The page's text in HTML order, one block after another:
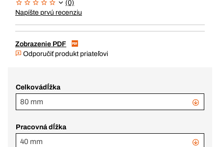
(0)
Napíšte prvú recenziu
Zobrazenie PDF
Odporučiť produkt priateľovi
Celkovádĺžka
80 mm
Pracovná dĺžka
40 mm